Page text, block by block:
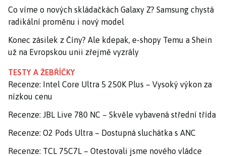
Co víme o nových skládačkách Galaxy Z? Samsung chystá
radikální proměnu i nový model
Konec zásilek z Číny? Ale kdepak, e-shopy Temu a Shein
už na Evropskou unii zřejmě vyzrály
TESTY A ŽEBŘÍČKY
Recenze: Intel Core Ultra 5 250K Plus – Vysoký výkon za
nízkou cenu
Recenze: JBL Live 780 NC – Skvěle vybavená střední třída
Recenze: O2 Pods Ultra – Dostupná sluchátka s ANC
Recenze: TCL 75C7L – Otestovali jsme nového vládce